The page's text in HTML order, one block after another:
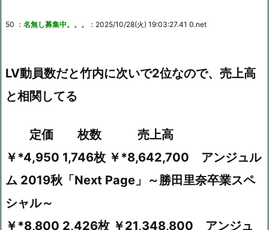
50 ： 名無し募集中。。。 ：2025/10/28(火) 19:03:27.41 0.net
LV動員数だと竹内に次いで2位なので、売上高
と相関してる
定価 枚数 売上高
￥*4,950 1,746枚 ￥*8,642,700 アンジュル
ム 2019秋「Next Page」～勝田里奈卒業スペ
シャル～
￥*8,800 2,426枚 ￥21,348,800 アンジュ